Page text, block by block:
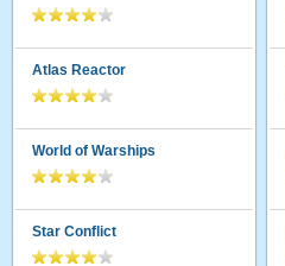
Atlas Reactor
World of Warships
Star Conflict